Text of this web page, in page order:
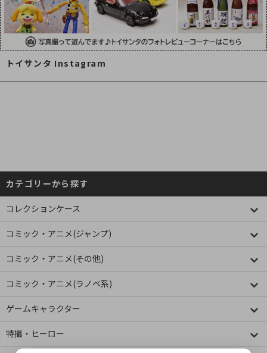
トイサンタ Instagram
カテゴリーから探す
コレクションケース
コミック・アニメ(ジャンプ)
コミック・アニメ(その他)
コミック・アニメ(ラノベ系)
ゲームキャラクター
特撮・ヒーロー